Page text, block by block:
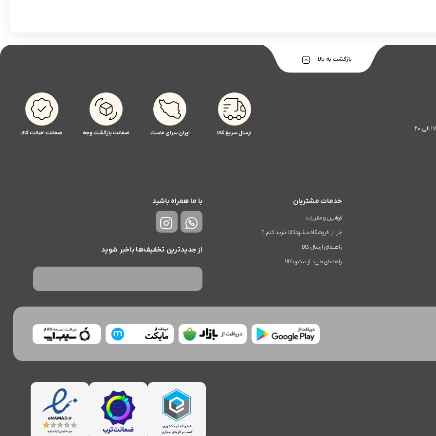
بازگشت به بالا
ارسال سریع کالا ایران سرای ماست ضمانت بازگشت وجه ضمانت اضالت کالا
خدمات مشتریان
قوانین و مقررات
چرا از فروشگاه مشهدکالا خرید کنم ؟
راهنمای ارسال کالا
راهنمای خرید از مشهدکالا
با ما همراه باشید
از جدیدترین تخفیف‌ها باخبر شوید